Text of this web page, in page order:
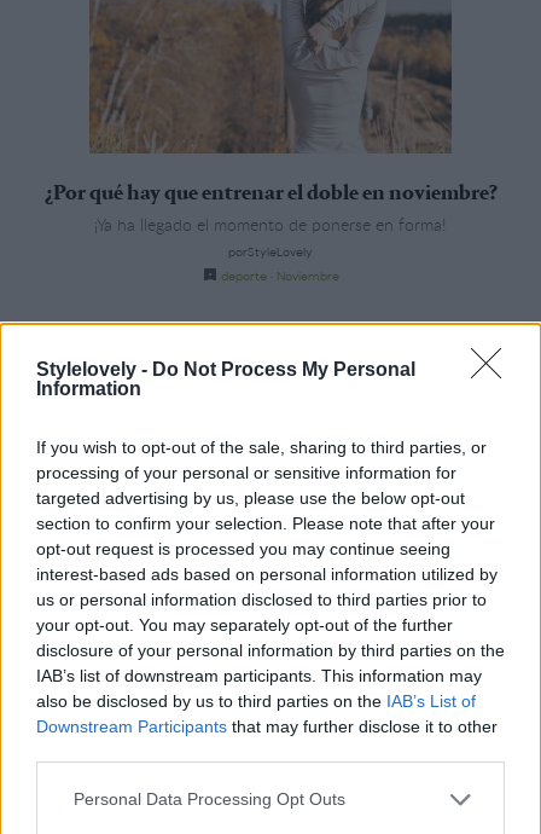
Stylelovely - Do Not Process My Personal
Information
If you wish to opt-out of the sale, sharing to third parties, or
processing of your personal or sensitive information for
targeted advertising by us, please use the below opt-out
section to confirm your selection. Please note that after your
opt-out request is processed you may continue seeing
interest-based ads based on personal information utilized by
us or personal information disclosed to third parties prior to
your opt-out. You may separately opt-out of the further
disclosure of your personal information by third parties on the
IAB’s list of downstream participants. This information may
also be disclosed by us to third parties on the IAB’s List of
Downstream Participants that may further disclose it to other
Personal Data Processing Opt Outs
¿Por qué hay que entrenar el doble en noviembre?
¡Ya ha llegado el momento de ponerse en forma!
porStyleLovely
deporte· Noviembre
¿Te cuesta la vida ir al gym? Espera a ver la colección de
otoño de Oysho
Solo por estrenarla vas a sentir la necesidad de hacer deporte. ¡De
nada!
porStyleLovely
gym· oysho ·Ropa de deporte